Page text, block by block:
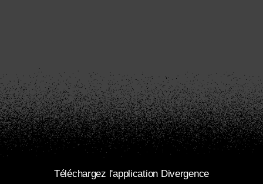
Téléchargez l'application Divergence